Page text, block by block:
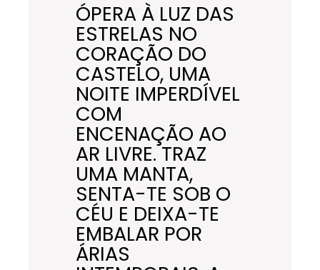
ÓPERA À LUZ DAS
ESTRELAS NO
CORAÇÃO DO
CASTELO, UMA
NOITE IMPERDÍVEL
COM
ENCENAÇÃO AO
AR LIVRE. TRAZ
UMA MANTA,
SENTA-TE SOB O
CÉU E DEIXA-TE
EMBALAR POR
ÁRIAS